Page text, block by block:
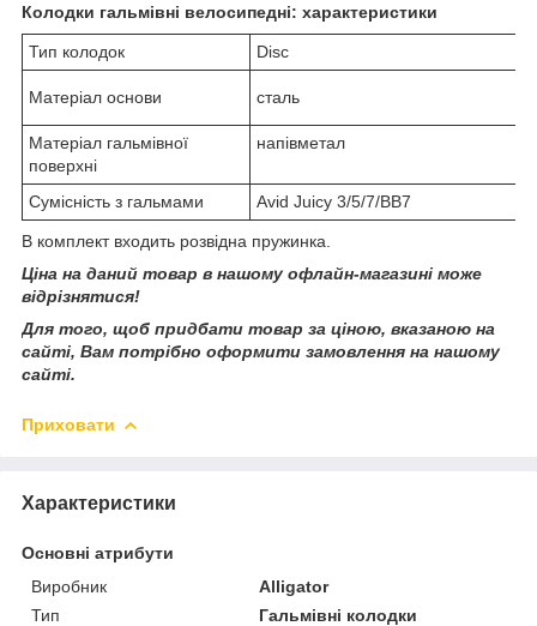
Колодки гальмівні велосипедні: характеристики
Тип колодок Disc
Матеріал основи сталь
Матеріал гальмівної
поверхні
напівметал
Сумісність з гальмами Avid Juicy 3/5/7/BB7
В комплект входить розвідна пружинка.
Ціна на даний товар в нашому офлайн-магазині може
відрізнятися!
Для того, щоб придбати товар за ціною, вказаною на
сайті, Вам потрібно оформити замовлення на нашому
сайті.
Приховати
Характеристики
Основні атрибути
Виробник
Alligator
Тип
Гальмівні колодки